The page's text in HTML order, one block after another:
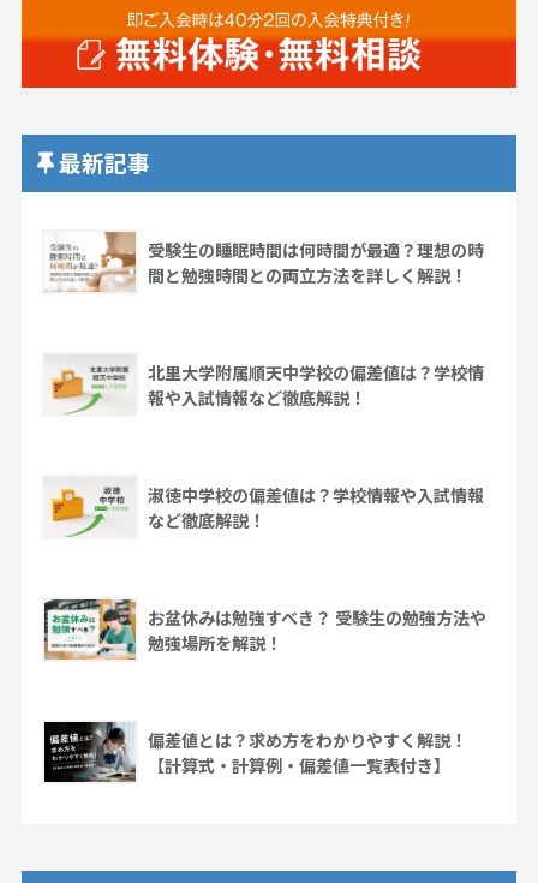
最新記事
受験生の睡眠時間は何時間が最適？理想の時
間と勉強時間との両立方法を詳しく解説！
北里大学附属順天中学校の偏差値は？学校情
報や入試情報など徹底解説！
淑徳中学校の偏差値は？学校情報や入試情報
など徹底解説！
お盆休みは勉強すべき？ 受験生の勉強方法や
勉強場所を解説！
偏差値とは？求め方をわかりやすく解説！
【計算式・計算例・偏差値一覧表付き】